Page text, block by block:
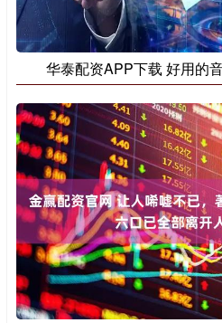
华泰配资APP下载 好用的